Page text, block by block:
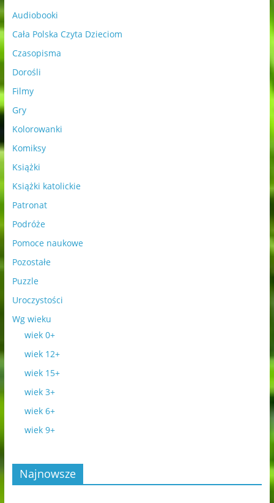
Audiobooki
Cała Polska Czyta Dzieciom
Czasopisma
Dorośli
Filmy
Gry
Kolorowanki
Komiksy
Książki
Książki katolickie
Patronat
Podróże
Pomoce naukowe
Pozostałe
Puzzle
Uroczystości
Wg wieku
wiek 0+
wiek 12+
wiek 15+
wiek 3+
wiek 6+
wiek 9+
Najnowsze